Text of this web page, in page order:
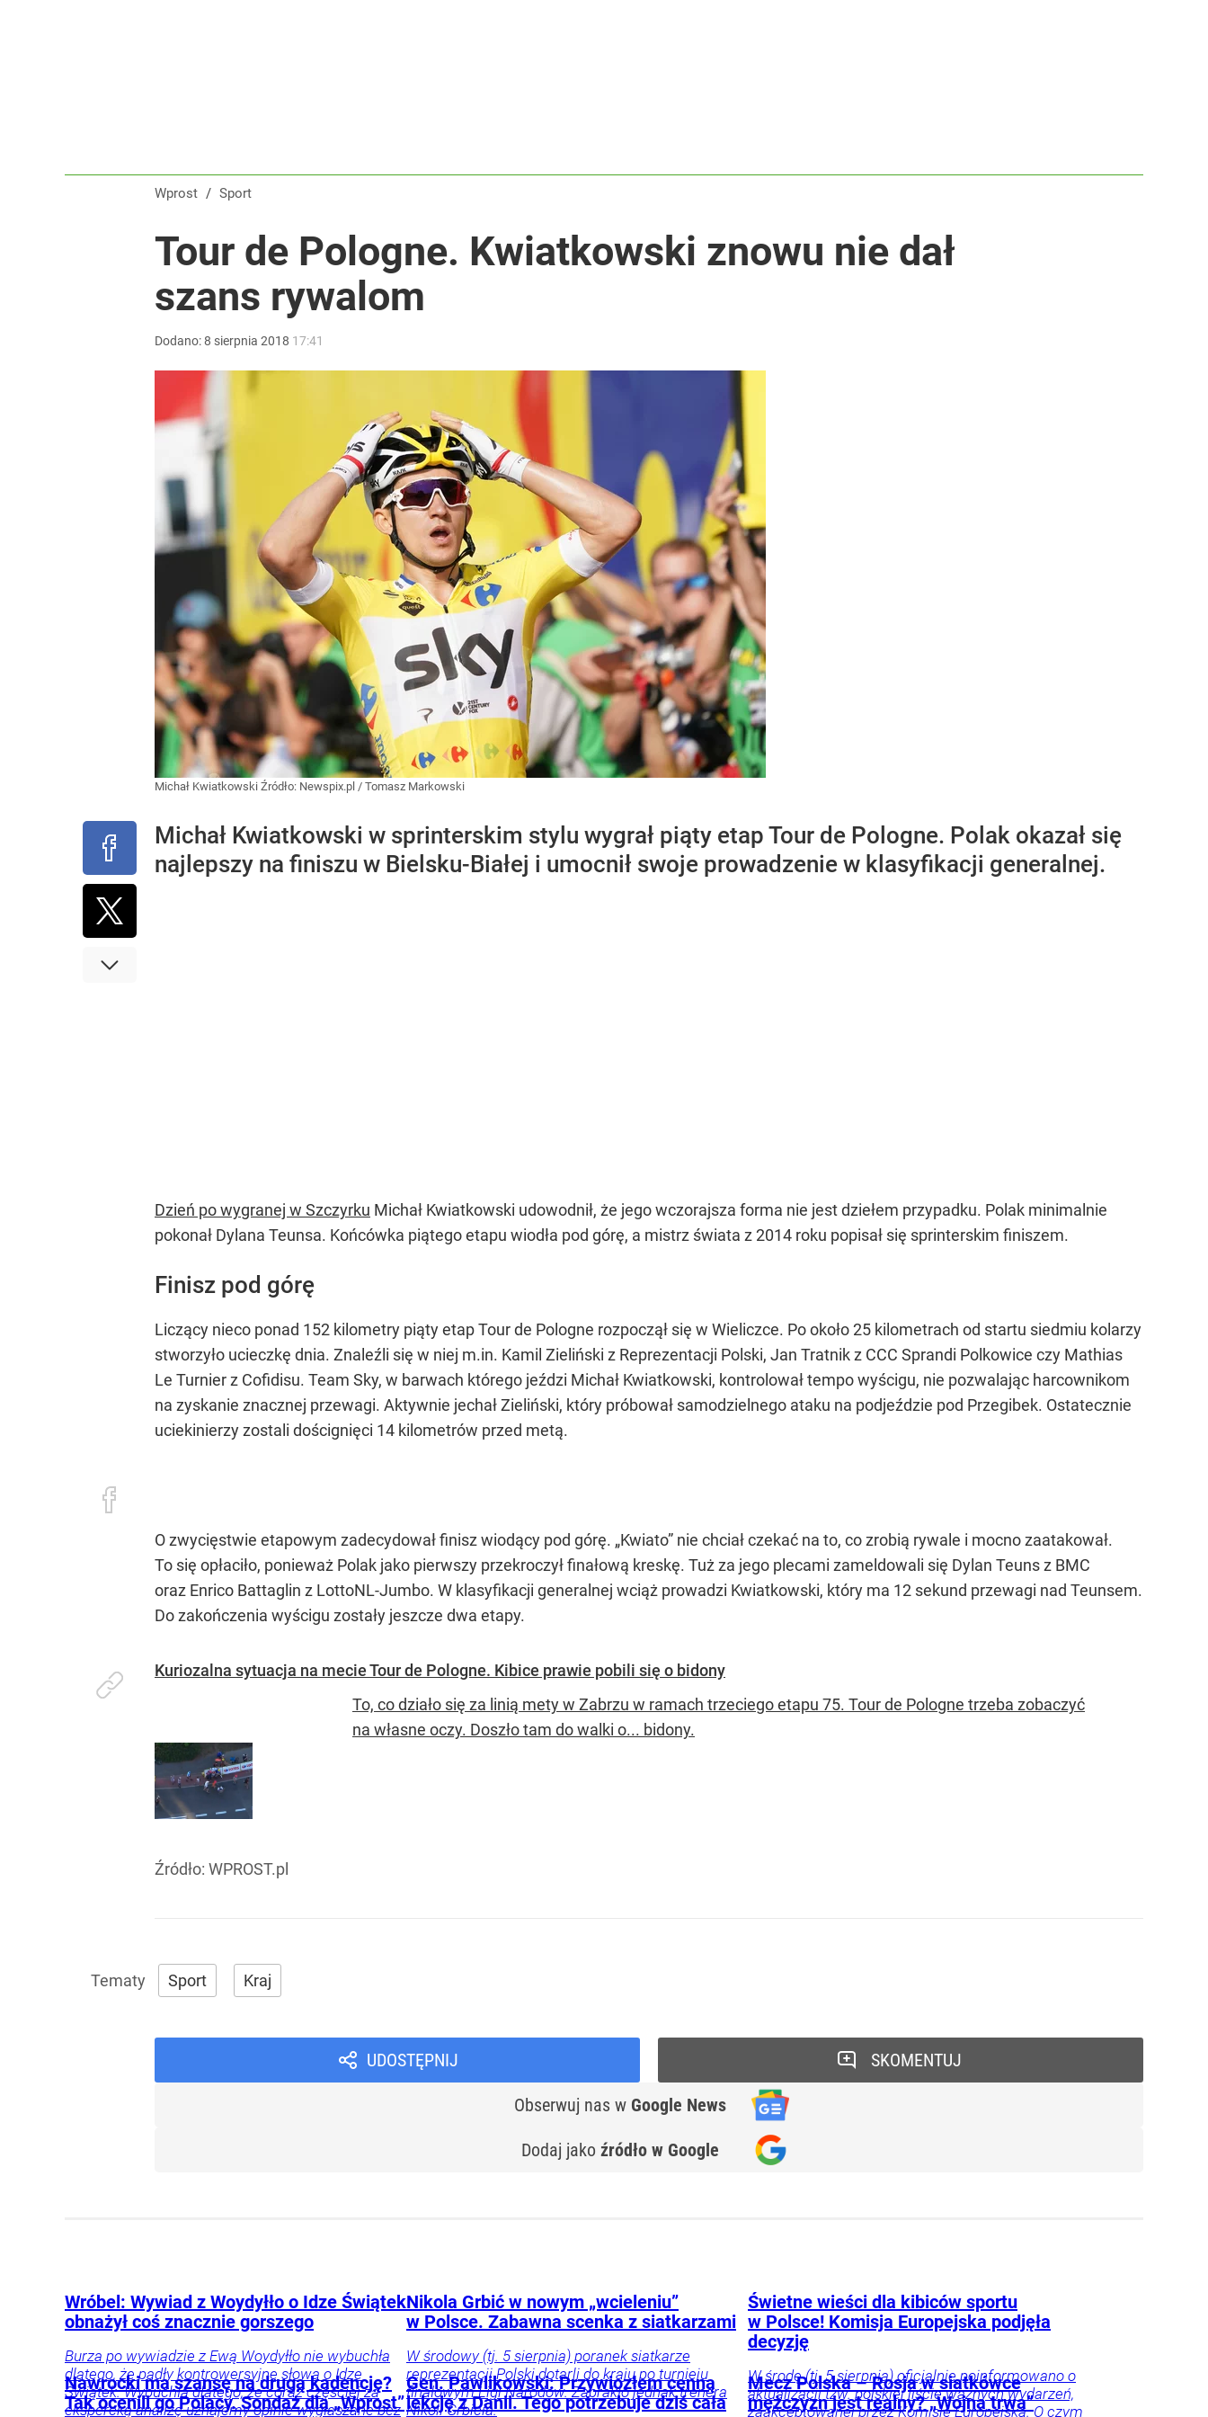
dodaj
Wprost / Sport
Tour de Pologne. Kwiatkowski znowu nie dał
szans rywalom
Dodano:8 sierpnia 2018 17:41
Michał Kwiatkowski Źródło: Newspix.pl / Tomasz Markowski
Michał Kwiatkowski w sprinterskim stylu wygrał piąty etap Tour de Pologne. Polak okazał się
najlepszy na finiszu w Bielsku-Białej i umocnił swoje prowadzenie w klasyfikacji generalnej.
Dzień po wygranej w Szczyrku Michał Kwiatkowski udowodnił, że jego wczorajsza forma nie jest dziełem przypadku. Polak minimalnie
pokonał Dylana Teunsa. Końcówka piątego etapu wiodła pod górę, a mistrz świata z 2014 roku popisał się sprinterskim finiszem.
Finisz pod górę
Liczący nieco ponad 152 kilometry piąty etap Tour de Pologne rozpoczął się w Wieliczce. Po około 25 kilometrach od startu siedmiu kolarzy
stworzyło ucieczkę dnia. Znaleźli się w niej m.in. Kamil Zieliński z Reprezentacji Polski, Jan Tratnik z CCC Sprandi Polkowice czy Mathias
Le Turnier z Cofidisu. Team Sky, w barwach którego jeździ Michał Kwiatkowski, kontrolował tempo wyścigu, nie pozwalając harcownikom
na zyskanie znacznej przewagi. Aktywnie jechał Zieliński, który próbował samodzielnego ataku na podjeździe pod Przegibek. Ostatecznie
uciekinierzy zostali doścignięci 14 kilometrów przed metą.
O zwycięstwie etapowym zadecydował finisz wiodący pod górę. „Kwiato” nie chciał czekać na to, co zrobią rywale i mocno zaatakował.
To się opłaciło, ponieważ Polak jako pierwszy przekroczył finałową kreskę. Tuż za jego plecami zameldowali się Dylan Teuns z BMC
oraz Enrico Battaglin z LottoNL-Jumbo. W klasyfikacji generalnej wciąż prowadzi Kwiatkowski, który ma 12 sekund przewagi nad Teunsem.
Do zakończenia wyścigu zostały jeszcze dwa etapy.
Kuriozalna sytuacja na mecie Tour de Pologne. Kibice prawie pobili się o bidony
To, co działo się za linią mety w Zabrzu w ramach trzeciego etapu 75. Tour de Pologne trzeba zobaczyć
na własne oczy. Doszło tam do walki o... bidony.
Źródło: WPROST.pl
Sport Kraj
UDOSTĘPNIJ
Obserwuj nas w Google News
Dodaj jako źródło w Google
SKOMENTUJ
Wróbel: Wywiad z Woydyłło o Idze Świątek
obnażył coś znacznie gorszego
Burza po wywiadzie z Ewą Woydyłło nie wybuchła
dlatego, że padły kontrowersyjne słowa o Idze
Świątek. Wybuchła dlatego, że coraz częściej za
ekspercką analizę uznajemy opinie wygłaszane bez
Nikola Grbić w nowym „wcieleniu”
w Polsce. Zabawna scenka z siatkarzami
W środowy (tj. 5 sierpnia) poranek siatkarze
reprezentacji Polski dotarli do kraju po turnieju
finałowym Ligi Narodów. Zabrakło jednak trenera
Nikoli Grbicia.
Świetne wieści dla kibiców sportu
w Polsce! Komisja Europejska podjęła
decyzję
W środę (tj. 5 sierpnia) oficjalnie poinformowano o
aktualizacji tzw. polskiej liście ważnych wydarzeń,
zaakceptowanej przez Komisję Europejską. O czym
Nawrocki ma szansę na drugą kadencję?
Tak ocenili go Polacy. Sondaż dla „Wprost”
Gen. Pawlikowski: Przywiozłem cenną
lekcję z Danii. Tego potrzebuje dziś cała
Mecz Polska – Rosja w siatkówce
mężczyzn jest realny? „Wojna trwa”